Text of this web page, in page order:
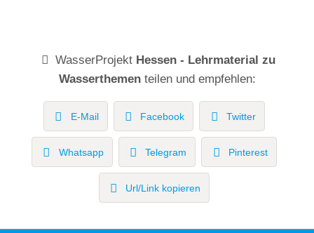
WasserProjekt Hessen - Lehrmaterial zu
Wasserthementeilen und empfehlen:
E-Mail Facebook Twitter
Whatsapp Telegram Pinterest
Url/Link kopieren